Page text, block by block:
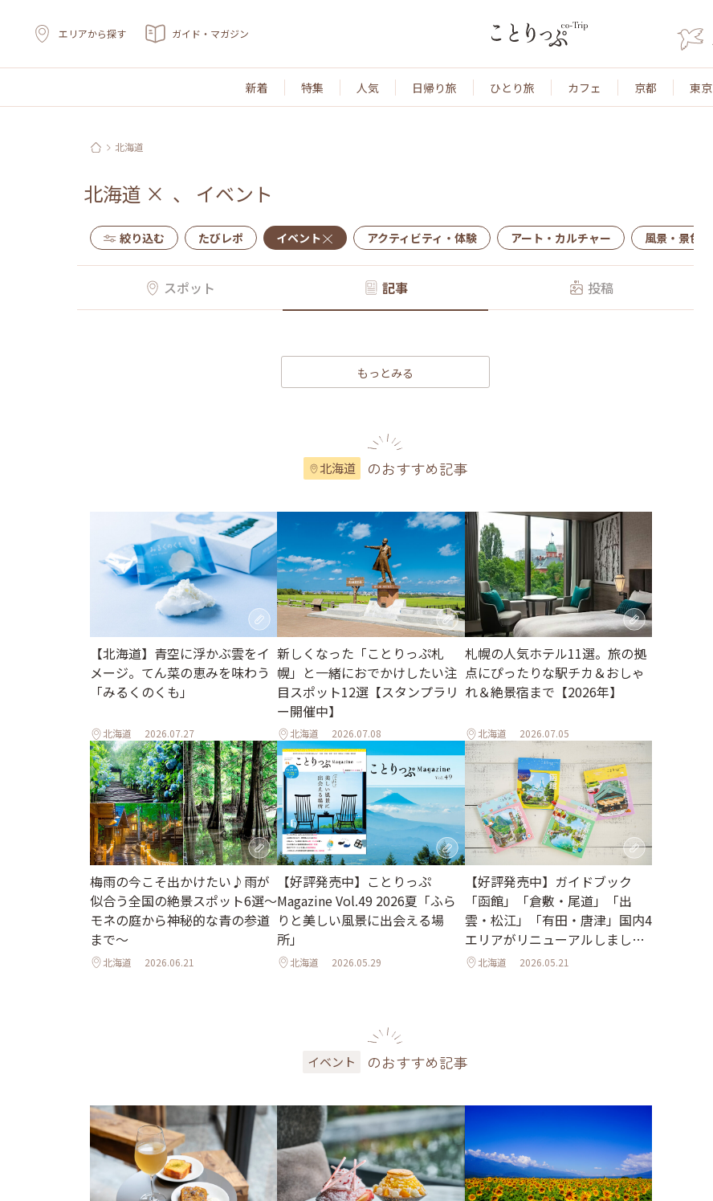
エリアから探す ガイド・マガジン
新着 特集 人気 日帰り旅 ひとり旅 カフェ 京都 東京
北海道
北海道 × 、 イベント
絞り込む たびレポ イベント アクティビティ・体験 アート・カルチャー 風景・景色
スポット 記事 投稿
もっとみる
北海道 のおすすめ記事
【北海道】青空に浮かぶ雲をイ
メージ。てん菜の恵みを味わう
「みるくのくも」
北海道 2026.07.27
新しくなった「ことりっぷ札
幌」と一緒におでかけしたい注
目スポット12選【スタンプラリ
ー開催中】
北海道 2026.07.08
札幌の人気ホテル11選。旅の拠
点にぴったりな駅チカ＆おしゃ
れ＆絶景宿まで【2026年】
北海道 2026.07.05
梅雨の今こそ出かけたい♪雨が
似合う全国の絶景スポット6選～
モネの庭から神秘的な青の参道
まで～
北海道 2026.06.21
【好評発売中】ことりっぷ
Magazine Vol.49 2026夏「ふら
りと美しい風景に出会える場
所」
北海道 2026.05.29
【好評発売中】ガイドブック
「函館」「倉敷・尾道」「出
雲・松江」「有田・唐津」国内4
エリアがリニューアルしました
♪北海道 2026.05.21
イベント のおすすめ記事